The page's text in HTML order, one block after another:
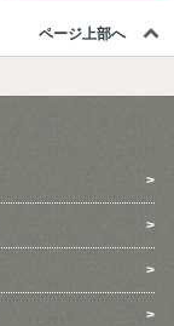
ページ上部へ